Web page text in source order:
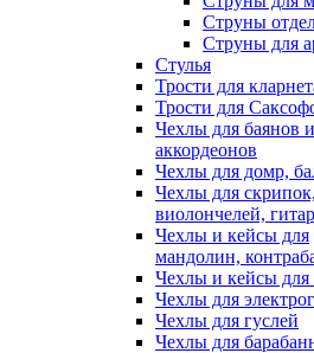
Струны
Струны для
Стулья
Трости для
Трости для
Чехлы для баянов и
аккордеонов
Чехлы для домр,
Чехлы для скрипок,
виолончелей, гитар
Чехлы и кейсы для
мандолин,
Чехлы и кейсы для
Чехлы для
Чехлы для гуслей
Чехлы для